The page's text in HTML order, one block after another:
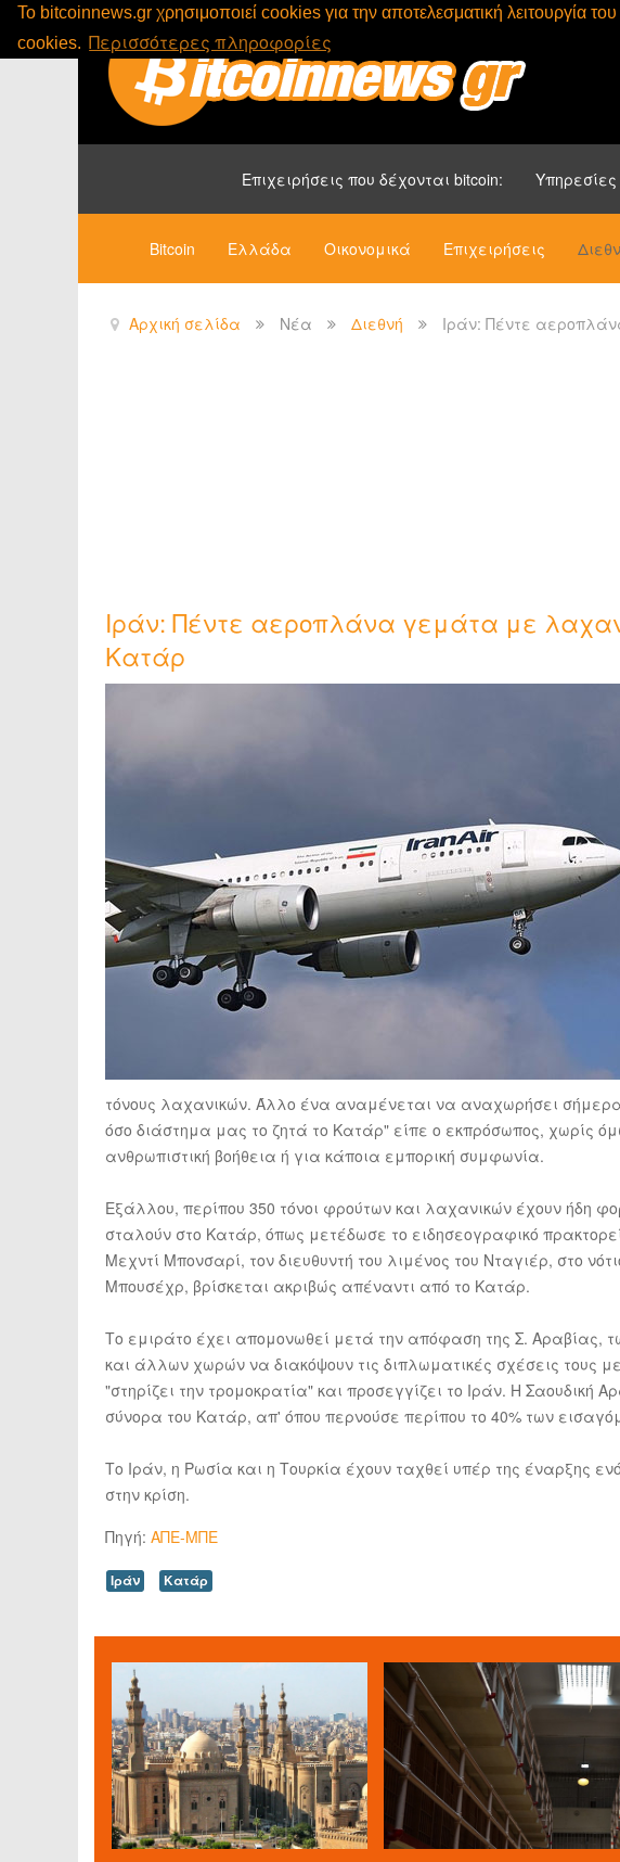
To bitcoinnews.gr χρησιμοποιεί cookies για την αποτελεσματική
cookies. Περισσότερες πληροφορίες
Επιχειρήσεις που δέχονται bitcoin: Υπηρεσίες
Bitcoin Ελλάδα Οικονομικά Επιχειρήσεις
Αρχική σελίδα Νέα Διεθνή Ιράν: Πέντε
Ιράν: Πέντε αεροπλάνα γεμάτα με
Κατάρ
τόνους λαχανικών. Άλλο ένα αναμένεται να αναχωρήσει
όσο διάστημα μας το ζητά το Κατάρ" είπε ο εκπρόσωπος, χωρίς
ανθρωπιστική βοήθεια ή για κάποια εμπορική συμφωνία.
Εξάλλου, περίπου 350 τόνοι φρούτων και λαχανικών έχουν ήδη
σταλούν στο Κατάρ, όπως μετέδωσε το ειδησεογραφικό
Μεχντί Μπονσαρί, τον διευθυντή του λιμένος του Νταγιέρ, στο
Μπουσέχρ, βρίσκεται ακριβώς απέναντι από το Κατάρ.
Το εμιράτο έχει απομονωθεί μετά την απόφαση της Σ. Αραβίας,
και άλλων χωρών να διακόψουν τις διπλωματικές σχέσεις τους
"στηρίζει την τρομοκρατία" και προσεγγίζει το Ιράν. Η Σαουδική
σύνορα του Κατάρ, απ' όπου περνούσε περίπου το 40% των
Το Ιράν, η Ρωσία και η Τουρκία έχουν ταχθεί υπέρ της έναρξης
στην κρίση.
Πηγή: ΑΠΕ-ΜΠΕ
Ιράν Κατάρ